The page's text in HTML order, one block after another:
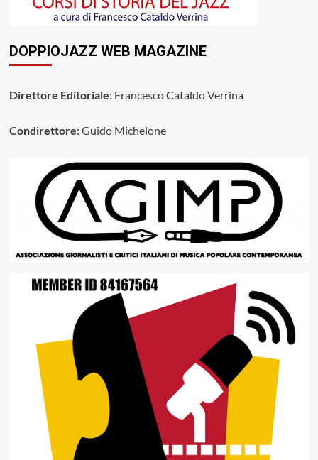
DOPPIOJAZZ WEB MAGAZINE
Direttore Editoriale: Francesco Cataldo Verrina
Condirettore: Guido Michelone